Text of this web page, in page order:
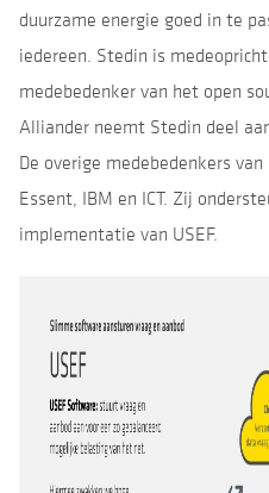
duurzame energie goed in te
iedereen. Stedin is
medebedenker van het open
Alliander neemt Stedin deel
De overige medebedenkers van
Essent, IBM en ICT. Zij
implementatie van USEF.